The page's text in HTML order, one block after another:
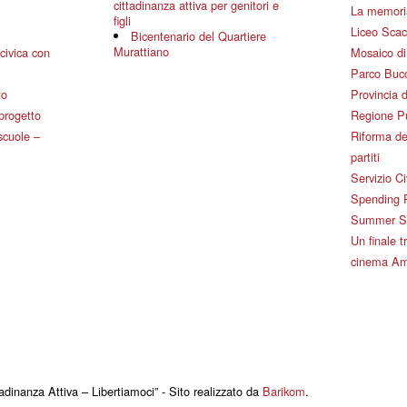
con
–
cittadinanza attiva per genitori e
figli
Bicentenario del Quartiere
Murattiano
La
Liceo
Mosaico
Parco
Provincia
Regione
Riforma
partiti
Servizio
Spending
Summer
Un finale
cinema
Attiva – Libertiamoci” - Sito realizzato da Barikom.